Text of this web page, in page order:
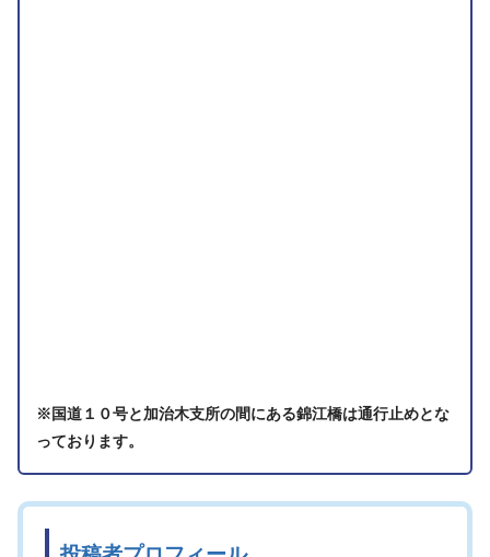
※国道１０号と加治木支所の間にある錦江橋は通行止めとな
っております。